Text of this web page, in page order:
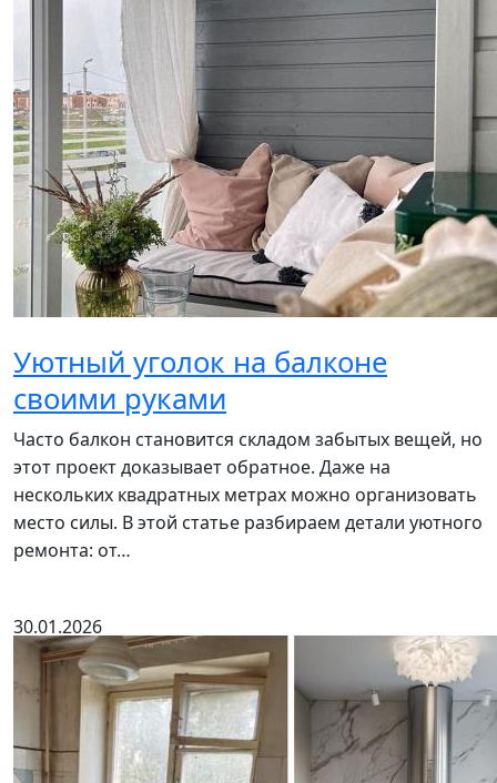
Уютный уголок на балконе
своими руками
Часто балкон становится складом забытых вещей, но
этот проект доказывает обратное. Даже на
нескольких квадратных метрах можно организовать
место силы. В этой статье разбираем детали уютного
ремонта: от…
30.01.2026